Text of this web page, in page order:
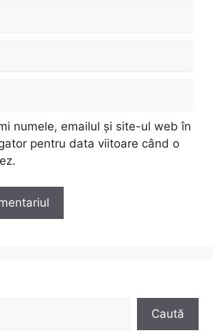
numele, emailul și site-ul web în
pentru data viitoare când o
Caută